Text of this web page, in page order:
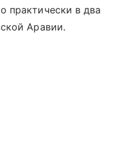
практически в два
Аравии.